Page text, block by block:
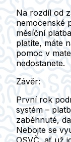
Na rozdíl od
nemocenské
měsíční
platíte, máte
pomoc v
nedostanete.
Závěr:
První rok
systém –
zaběhnuté,
Nebojte se